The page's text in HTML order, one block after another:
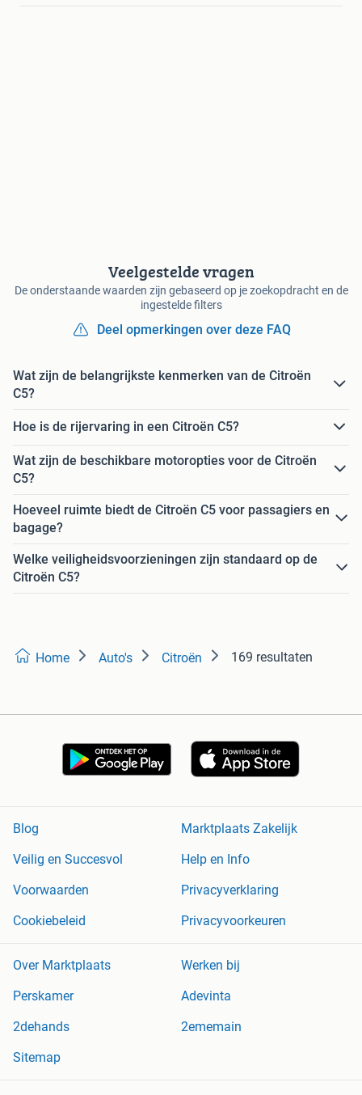
Veelgestelde vragen
De onderstaande waarden zijn gebaseerd op je zoekopdracht en de
ingestelde filters
Deel opmerkingen over deze FAQ
Wat zijn de belangrijkste kenmerken van de Citroën
C5?
Hoe is de rijervaring in een Citroën C5?
Wat zijn de beschikbare motoropties voor de Citroën
C5?
Hoeveel ruimte biedt de Citroën C5 voor passagiers en
bagage?
Welke veiligheidsvoorzieningen zijn standaard op de
Citroën C5?
Home Auto's Citroën 169 resultaten
Blog
Marktplaats Zakelijk
Veilig en Succesvol
Help en Info
Voorwaarden
Privacyverklaring
Cookiebeleid
Privacyvoorkeuren
Over Marktplaats
Werken bij
Perskamer
Adevinta
2dehands
2ememain
Sitemap